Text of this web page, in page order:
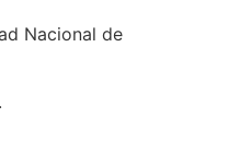
Nacional de